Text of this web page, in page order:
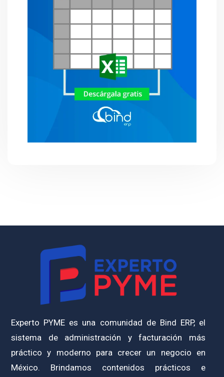
Experto PYME es una comunidad de Bind ERP, el
sistema de administración y facturación más
práctico y moderno para crecer un negocio en
México. Brindamos contenidos prácticos e